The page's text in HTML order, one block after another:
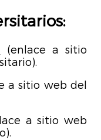
(enlace a sitio
a sitio web del
a sitio web